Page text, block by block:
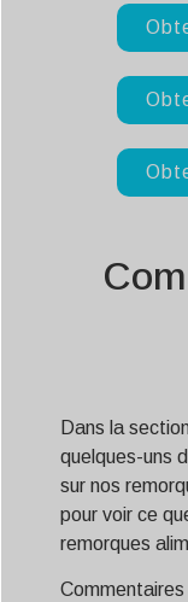
Dans la
quelques-uns
sur nos
pour voir ce
remorques